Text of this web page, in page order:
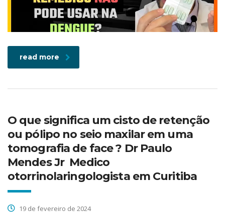
read more
O que significa um cisto de retenção
ou pólipo no seio maxilar em uma
tomografia de face ? Dr Paulo
Mendes Jr Medico
otorrinolaringologista em Curitiba
19 de fevereiro de 2024